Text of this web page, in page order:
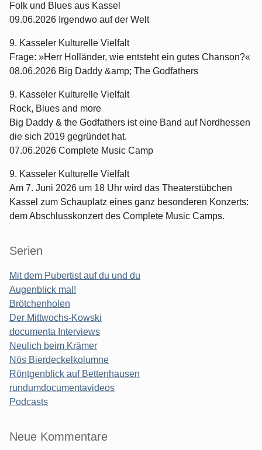
Folk und Blues aus Kassel
09.06.2026 Irgendwo auf der Welt
9. Kasseler Kulturelle Vielfalt
Frage: »Herr Holländer, wie entsteht ein gutes Chanson?«
08.06.2026 Big Daddy &amp; The Godfathers
9. Kasseler Kulturelle Vielfalt
Rock, Blues and more
Big Daddy & the Godfathers ist eine Band auf Nordhessen
die sich 2019 gegründet hat.
07.06.2026 Complete Music Camp
9. Kasseler Kulturelle Vielfalt
Am 7. Juni 2026 um 18 Uhr wird das Theaterstübchen
Kassel zum Schauplatz eines ganz besonderen Konzerts:
dem Abschlusskonzert des Complete Music Camps.
Serien
Mit dem Pubertist auf du und du
Augenblick mal!
Brötchenholen
Der Mittwochs-Kowski
documenta Interviews
Neulich beim Krämer
Nös Bierdeckelkolumne
Röntgenblick auf Bettenhausen
rundumdocumentavideos
Podcasts
Seitenleiste
Neue Kommentare